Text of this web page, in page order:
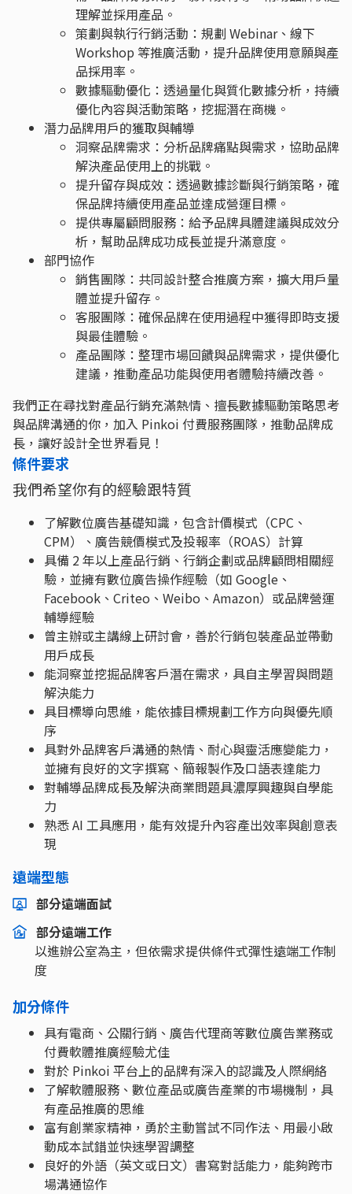
理解並採用產品。
策劃與執行行銷活動：規劃 Webinar、線下
Workshop 等推廣活動，提升品牌使用意願與產
品採用率。
數據驅動優化：透過量化與質化數據分析，持續
優化內容與活動策略，挖掘潛在商機。
潛力品牌用戶的獲取與輔導
洞察品牌需求：分析品牌痛點與需求，協助品牌
解決產品使用上的挑戰。
提升留存與成效：透過數據診斷與行銷策略，確
保品牌持續使用產品並達成營運目標。
提供專屬顧問服務：給予品牌具體建議與成效分
析，幫助品牌成功成長並提升滿意度。
部門協作
銷售團隊：共同設計整合推廣方案，擴大用戶量
體並提升留存。
客服團隊：確保品牌在使用過程中獲得即時支援
與最佳體驗。
產品團隊：整理市場回饋與品牌需求，提供優化
建議，推動產品功能與使用者體驗持續改善。
我們正在尋找對產品行銷充滿熱情、擅長數據驅動策略思考
與品牌溝通的你，加入 Pinkoi 付費服務團隊，推動品牌成
長，讓好設計全世界看見！
條件要求
我們希望你有的經驗跟特質
了解數位廣告基礎知識，包含計價模式（CPC、
CPM）、廣告競價模式及投報率（ROAS）計算
具備 2 年以上產品行銷、行銷企劃或品牌顧問相關經
驗，並擁有數位廣告操作經驗（如 Google、
Facebook、Criteo、Weibo、Amazon）或品牌營運
輔導經驗
曾主辦或主講線上研討會，善於行銷包裝產品並帶動
用戶成長
能洞察並挖掘品牌客戶潛在需求，具自主學習與問題
解決能力
具目標導向思維，能依據目標規劃工作方向與優先順
序
具對外品牌客戶溝通的熱情、耐心與靈活應變能力，
並擁有良好的文字撰寫、簡報製作及口語表達能力
對輔導品牌成長及解決商業問題具濃厚興趣與自學能
力
熟悉 AI 工具應用，能有效提升內容產出效率與創意表
現
遠端型態
部分遠端面試
部分遠端工作
以進辦公室為主，但依需求提供條件式彈性遠端工作制
度
加分條件
具有電商、公關行銷、廣告代理商等數位廣告業務或
付費軟體推廣經驗尤佳
對於 Pinkoi 平台上的品牌有深入的認識及人際網絡
了解軟體服務、數位產品或廣告產業的市場機制，具
有產品推廣的思維
富有創業家精神，勇於主動嘗試不同作法、用最小啟
動成本試錯並快速學習調整
良好的外語（英文或日文）書寫對話能力，能夠跨市
場溝通協作